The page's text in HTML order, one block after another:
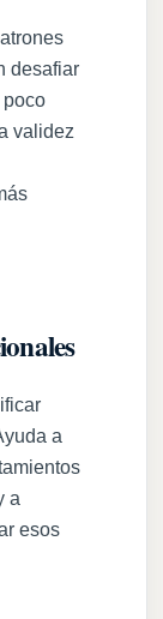
desafiar
validez
a
a
esos